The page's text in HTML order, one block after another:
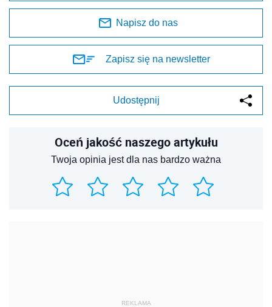
Napisz do nas
Zapisz się na newsletter
Udostępnij
Oceń jakość naszego artykułu
Twoja opinia jest dla nas bardzo ważna
REKLAMA